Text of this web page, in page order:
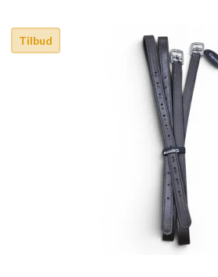
Tilbud